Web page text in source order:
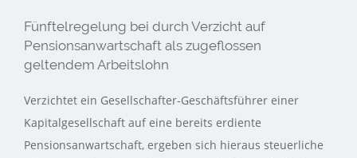
Fünftelregelung bei durch Verzicht auf
Pensionsanwartschaft als zugeflossen
geltendem Arbeitslohn
Verzichtet ein Gesellschafter-Geschäftsführer einer
Kapitalgesellschaft auf eine bereits erdiente
Pensionsanwartschaft, ergeben sich hieraus steuerliche